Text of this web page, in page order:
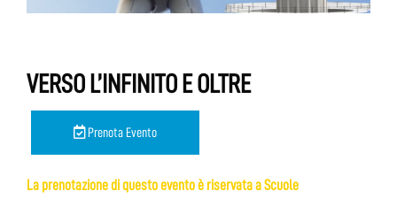
VERSO L’INFINITO E OLTRE
Prenota Evento
La prenotazione di questo evento è riservata a Scuole